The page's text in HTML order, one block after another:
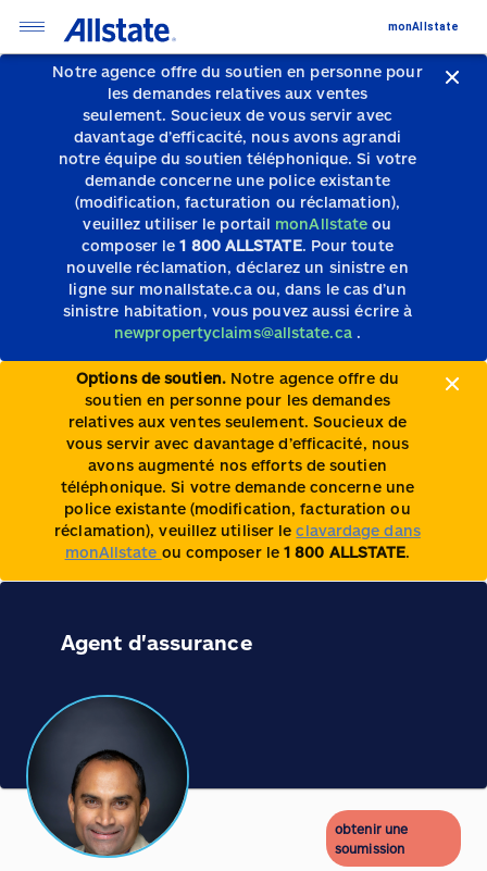
Notre agence offre du soutien en personne pour
les demandes relatives aux ventes
seulement.Soucieux de vous servir avec
davantage d’efficacité, nous avons agrandi
notre équipe du soutien téléphonique.Si votre
demande concerne une police existante
(modification, facturation ou réclamation),
veuillez utiliser le portail monAllstate ou
composer le1 800 ALLSTATE. Pour toute
nouvelle réclamation, déclarez un sinistre en
ligne sur monallstate.ca ou, dans le cas d’un
sinistre habitation, vous pouvez aussi écrire à
newpropertyclaims@allstate.ca .
Options de soutien.Notre agence offre du
soutien en personne pour les demandes
relatives aux ventes seulement. Soucieux de
vous servir avec davantage d’efficacité, nous
avons augmenté nos efforts de soutien
téléphonique. Si votre demande concerne une
police existante (modification, facturation ou
réclamation), veuillez utiliser leclavardage dans
monAllstate ou composer le1 800 ALLSTATE.
monAllstate
Agent d'assurance
obtenir une
soumission